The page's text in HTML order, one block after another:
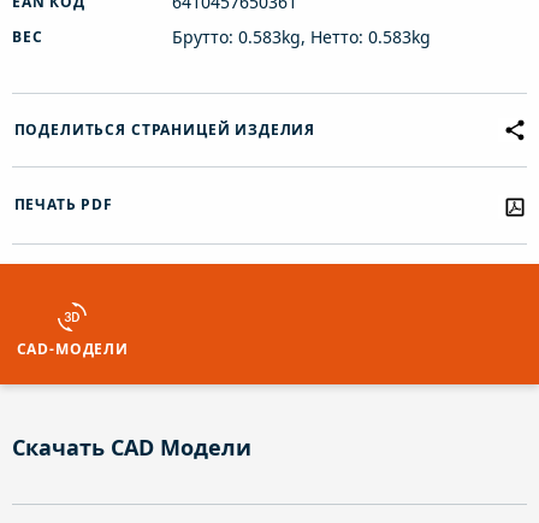
ВЕС Брутто: 0.583kg, Нетто: 0.583kg
ПОДЕЛИТЬСЯ СТРАНИЦЕЙ ИЗДЕЛИЯ
ПЕЧАТЬ PDF
CAD-МОДЕЛИ
Скачать CAD Модели